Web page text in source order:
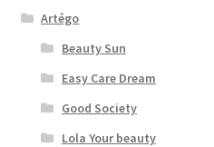
Artégo
Beauty Sun
Easy Care Dream
Good Society
Lola Your beauty